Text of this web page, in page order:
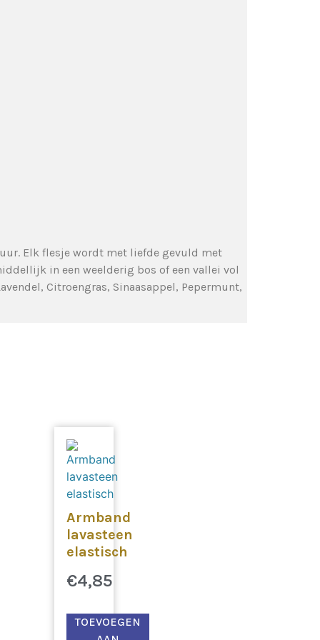
Elk flesje wordt met liefde gevuld met
in een weelderig bos of een vallei vol
Citroengras, Sinaasappel, Pepermunt,
Armband
lavasteen
elastisch
€4,85
TOEVOEGEN